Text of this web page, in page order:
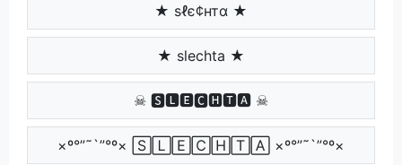
★ ѕℓє¢нтα ★
★ slechta ★
☠ 🆂🅻🅴🅲🅷🆃🅰 ☠
×º°”˜`”°º× 🅂🄻🄴🄲🄷🅃🄰 ×º°”˜`”°º×